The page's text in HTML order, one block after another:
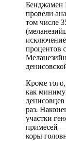
Бенджамен
провели
том числе
процентов
Кроме
как
раз.
участки
примесей —
коры